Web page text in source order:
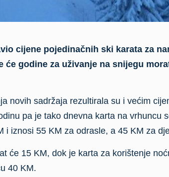
cijene pojedinačnih ski karata za
godine za uživanje na snijegu
novih sadržaja rezultirala su i većim
pa je tako dnevna karta na vrhuncu
i iznosi 55 KM za odrasle, a 45 KM za
će 15 KM, dok je karta za korištenje
40 KM.